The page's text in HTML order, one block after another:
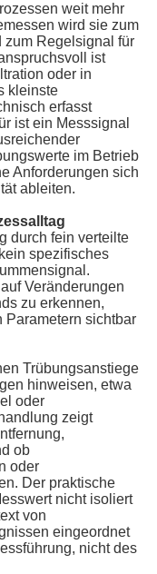
weit mehr
wird sie zum
zum Regelsignal für
ist
oder in
kleinste
erfasst
ist ein Messsignal
im Betrieb
Anforderungen sich
ableiten.
durch fein verteilte
spezifisches
Veränderungen
zu erkennen,
Parametern sichtbar
Trübungsanstiege
hinweisen, etwa
oder
zeigt
ob
oder
Der praktische
nicht isoliert
von
eingeordnet
nicht des